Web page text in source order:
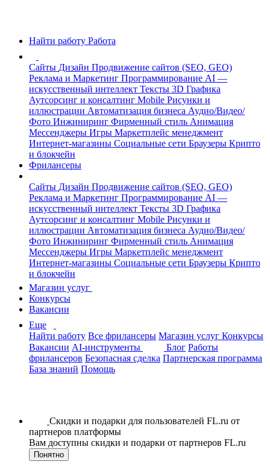
Найти работу Работа
Сайты Дизайн Продвижение сайтов (SEO, GEO)
Реклама и Маркетинг Программирование AI —
искусственный интеллект Тексты 3D Графика
Аутсорсинг и консалтинг Mobile Рисунки и
иллюстрации Автоматизация бизнеса Аудио/Видео/
Фото Инжиниринг Фирменный стиль Анимация
Мессенджеры Игры Маркетплейс менеджмент
Интернет-магазины Социальные сети Браузеры Крипто
и блокчейн
Фрилансеры
Сайты Дизайн Продвижение сайтов (SEO, GEO)
Реклама и Маркетинг Программирование AI —
искусственный интеллект Тексты 3D Графика
Аутсорсинг и консалтинг Mobile Рисунки и
иллюстрации Автоматизация бизнеса Аудио/Видео/
Фото Инжиниринг Фирменный стиль Анимация
Мессенджеры Игры Маркетплейс менеджмент
Интернет-магазины Социальные сети Браузеры Крипто
и блокчейн
Магазин услуг
Конкурсы
Вакансии
Еще
Найти работу Все фрилансеры Магазин услуг Конкурсы
Вакансии AI-инструменты Блог Работы
фрилансеров Безопасная сделка Партнерская программа
База знаний Помощь
Скидки и подарки для пользователей FL.ru от
партнеров платформы
Вам доступны скидки и подарки от партнеров FL.ru
Понятно